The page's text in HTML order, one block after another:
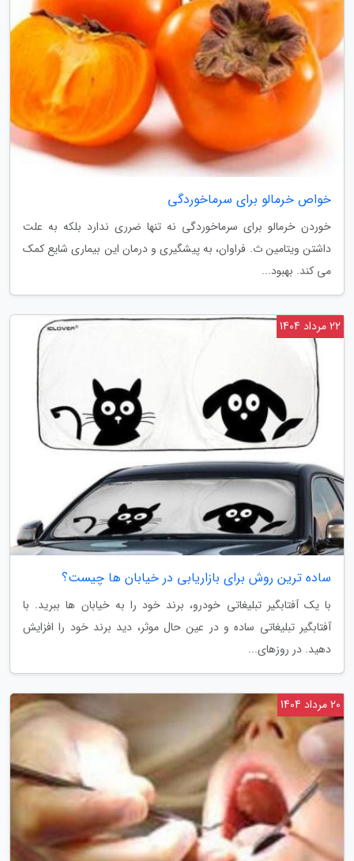
خواص خرمالو برای سرماخوردگی
خوردن خرمالو برای سرماخوردگی نه تنها ضرری ندارد بلکه به علت
داشتن ویتامین ث. فراوان، به پیشگیری و درمان این بیماری شایع کمک
می کند. بهبود...
ساده ترین روش برای بازاریابی در خیابان ها چیست؟
با یک آفتابگیر تبلیغاتی خودرو، برند خود را به خیابان ها ببرید. با
آفتابگیر تبلیغاتی ساده و در عین حال موثر، دید برند خود را افزایش
دهید. در روزهای...
22 مرداد 1404
20 مرداد 1404